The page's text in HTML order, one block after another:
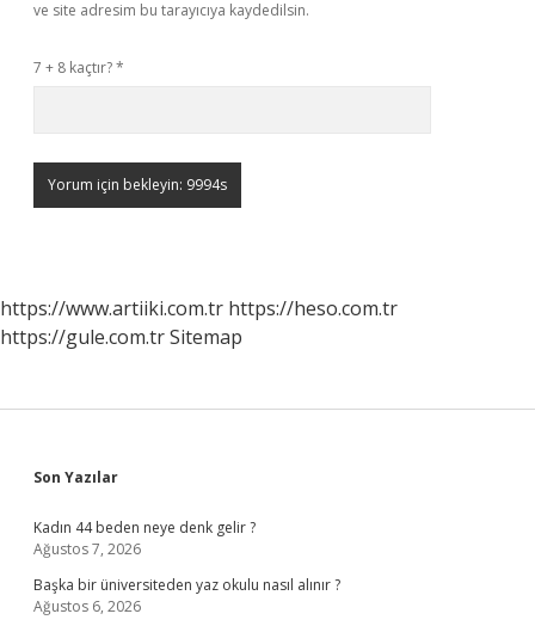
ve site adresim bu tarayıcıya kaydedilsin.
7 + 8 kaçtır?*
https://www.artiiki.com.tr https://heso.com.tr
https://gule.com.trSitemap
Sidebar
Son Yazılar
Kadın 44 beden neye denk gelir ?
Ağustos 7, 2026
Başka bir üniversiteden yaz okulu nasıl alınır ?
Ağustos 6, 2026